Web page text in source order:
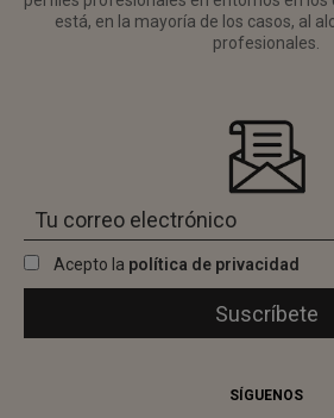
está, en la mayoría de los casos, al
profesionales.
Acepto la política de privacidad
SÍGUENOS